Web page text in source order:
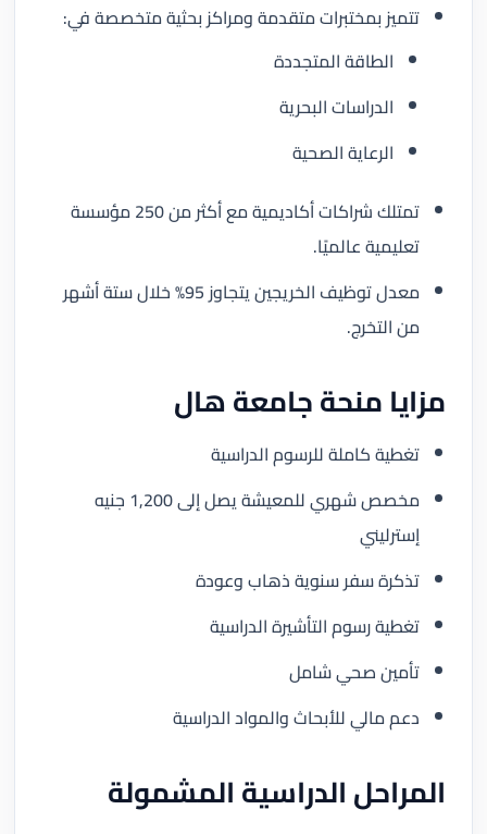
تتميز بمختبرات متقدمة ومراكز بحثية متخصصة في:
الطاقة المتجددة
الدراسات البحرية
الرعاية الصحية
تمتلك شراكات أكاديمية مع أكثر من 250 مؤسسة
تعليمية عالميًا.
معدل توظيف الخريجين يتجاوز 95% خلال ستة أشهر
من التخرج.
مزايا منحة جامعة هال
تغطية كاملة للرسوم الدراسية
مخصص شهري للمعيشة يصل إلى 1,200 جنيه
إسترليني
تذكرة سفر سنوية ذهاب وعودة
تغطية رسوم التأشيرة الدراسية
تأمين صحي شامل
دعم مالي للأبحاث والمواد الدراسية
المراحل الدراسية المشمولة